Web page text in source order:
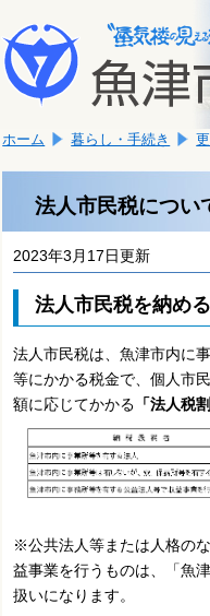
文
へ
移
ま
す。
こ
か
文
ホーム 暮らし・手続き
法人市民税につい
2023年3月17日更新
法人市民税を納め
法人市民税は、魚津市内に
等にかかる税金で、個人市
額に応じてかかる 「法人税割
※公共法人等または人格の
益事業を行うものは、「魚
扱いになります。